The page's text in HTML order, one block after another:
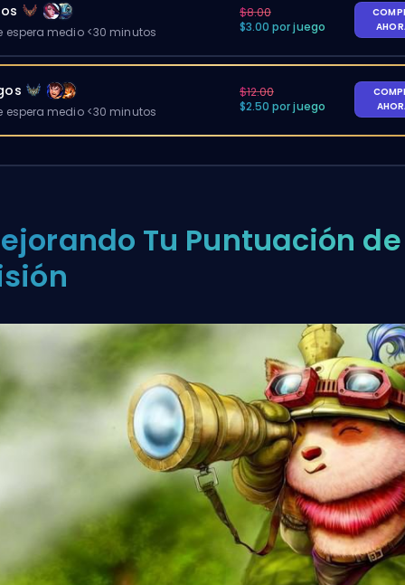
espera medio <30 minutos
$8.00
$3.00 por juego
espera medio <30 minutos
$12.00
$2.50 por juego
Tu Puntuación de